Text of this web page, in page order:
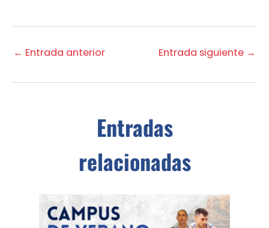
← Entrada anterior Entrada siguiente →
Entradas
relacionadas